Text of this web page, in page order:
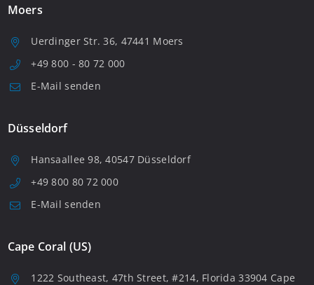
Moers
Uerdinger Str. 36, 47441 Moers
+49 800 - 80 72 000
E-Mail senden
Düsseldorf
Hansaallee 98, 40547 Düsseldorf
+49 800 80 72 000
E-Mail senden
Cape Coral (US)
1222 Southeast, 47th Street, #214, Florida 33904 Cape